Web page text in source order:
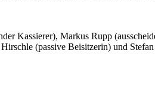
Kassierer), Markus Rupp
(passive Beisitzerin) und